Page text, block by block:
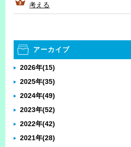
考える
アーカイブ
2026年(15)
2025年(35)
2024年(49)
2023年(52)
2022年(42)
2021年(28)